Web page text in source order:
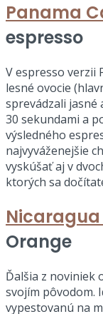
Panama
espresso
V espresso verzii
lesné ovocie
sprevádzali jasné
30 sekundami a
výsledného
najvyváženejšie
vyskúšať aj v
ktorých sa
Nicaragua
Orange
Ďalšia z noviniek
svojím pôvodom.
vypestovanú na